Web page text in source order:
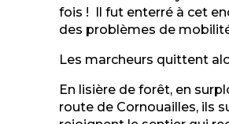
fois ! Il fut enterré à cet
des problèmes de
Les marcheurs quittent
En lisière de forêt, en
route de Cornouailles, ils